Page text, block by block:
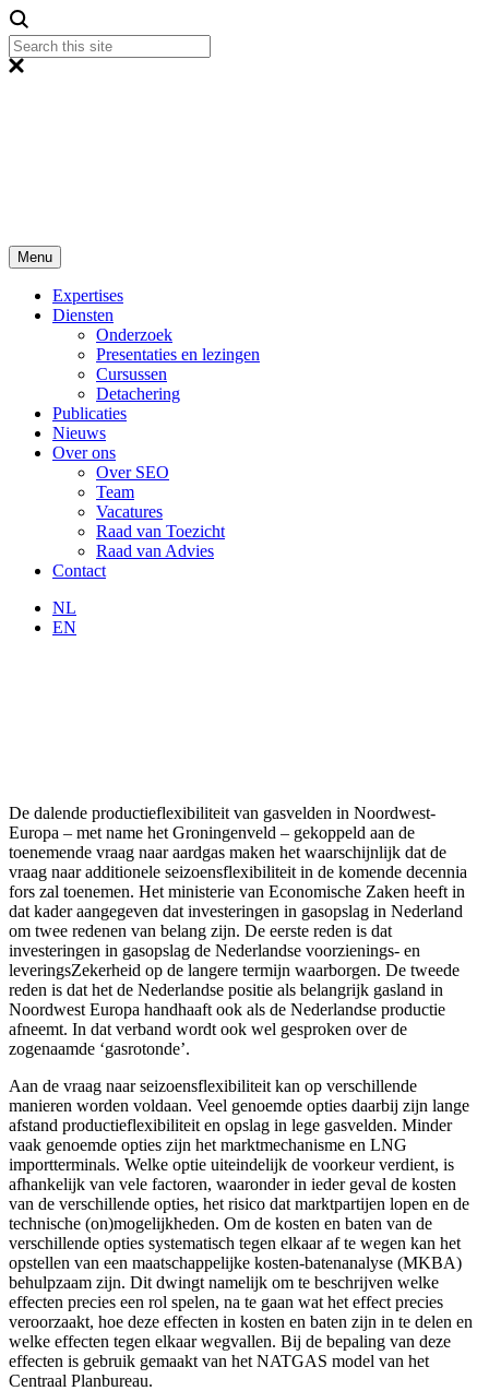
Menu
Expertises
Diensten
Onderzoek
Presentaties en lezingen
Cursussen
Detachering
Publicaties
Nieuws
Over ons
Over SEO
Team
Vacatures
Raad van Toezicht
Raad van Advies
Contact
NL
EN
De dalende productieflexibiliteit van gasvelden in Noordwest-
Europa – met name het Groningenveld – gekoppeld aan de
toenemende vraag naar aardgas maken het waarschijnlijk dat de
vraag naar additionele seizoensflexibiliteit in de komende decennia
fors zal toenemen. Het ministerie van Economische Zaken heeft in
dat kader aangegeven dat investeringen in gasopslag in Nederland
om twee redenen van belang zijn. De eerste reden is dat
investeringen in gasopslag de Nederlandse voorzienings- en
leveringsZekerheid op de langere termijn waarborgen. De tweede
reden is dat het de Nederlandse positie als belangrijk gasland in
Noordwest Europa handhaaft ook als de Nederlandse productie
afneemt. In dat verband wordt ook wel gesproken over de
zogenaamde ‘gasrotonde’.
Aan de vraag naar seizoensflexibiliteit kan op verschillende
manieren worden voldaan. Veel genoemde opties daarbij zijn lange
afstand productieflexibiliteit en opslag in lege gasvelden. Minder
vaak genoemde opties zijn het marktmechanisme en LNG
importterminals. Welke optie uiteindelijk de voorkeur verdient, is
afhankelijk van vele factoren, waaronder in ieder geval de kosten
van de verschillende opties, het risico dat marktpartijen lopen en de
technische (on)mogelijkheden. Om de kosten en baten van de
verschillende opties systematisch tegen elkaar af te wegen kan het
opstellen van een maatschappelijke kosten-batenanalyse (MKBA)
behulpzaam zijn. Dit dwingt namelijk om te beschrijven welke
effecten precies een rol spelen, na te gaan wat het effect precies
veroorzaakt, hoe deze effecten in kosten en baten zijn in te delen en
welke effecten tegen elkaar wegvallen. Bij de bepaling van deze
effecten is gebruik gemaakt van het NATGAS model van het
Centraal Planbureau.